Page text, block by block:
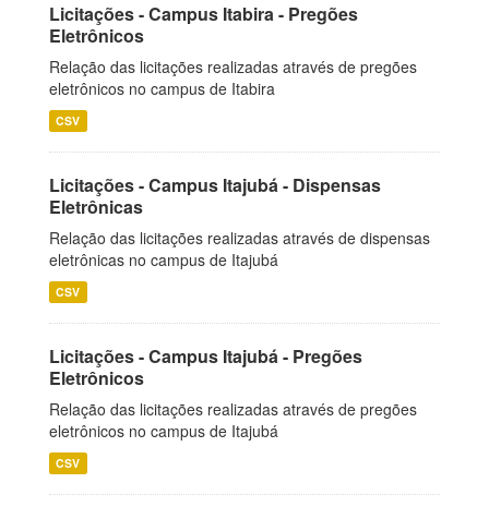
Licitações - Campus Itabira - Pregões
Eletrônicos
Relação das licitações realizadas através de pregões
eletrônicos no campus de Itabira
CSV
Licitações - Campus Itajubá - Dispensas
Eletrônicas
Relação das licitações realizadas através de dispensas
eletrônicas no campus de Itajubá
CSV
Licitações - Campus Itajubá - Pregões
Eletrônicos
Relação das licitações realizadas através de pregões
eletrônicos no campus de Itajubá
CSV